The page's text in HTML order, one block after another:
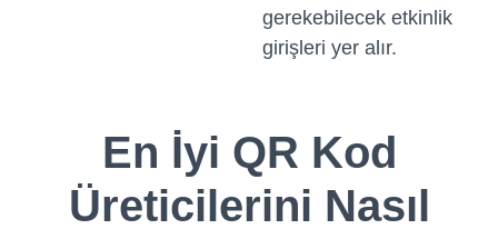
gerekebilecek etkinlik
girişleri yer alır.
En İyi QR Kod
Üreticilerini Nasıl